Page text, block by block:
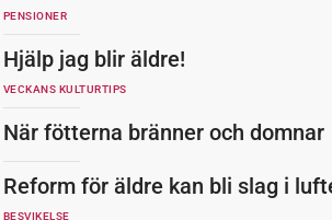
PENSIONER
Hjälp jag blir äldre!
VECKANS KULTURTIPS
När fötterna bränner och domnar
Reform för äldre kan bli slag i
BESVIKELSE